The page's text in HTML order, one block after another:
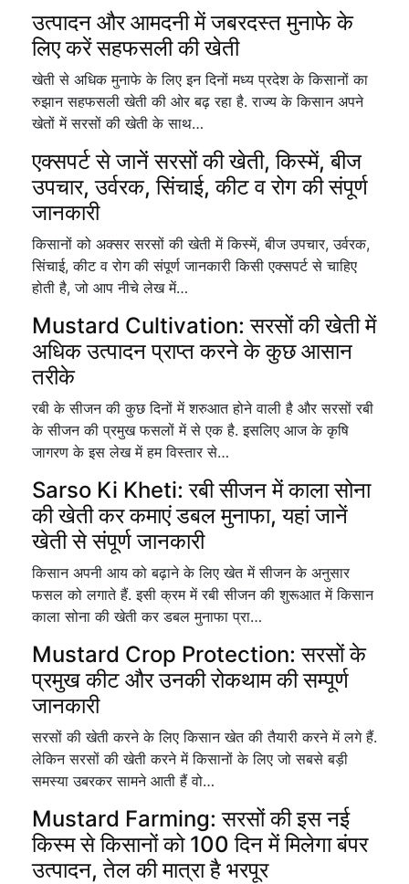
उत्पादन और आमदनी में जबरदस्त मुनाफे के
लिए करें सहफसली की खेती
खेती से अधिक मुनाफे के लिए इन दिनों मध्य प्रदेश के किसानों का
रुझान सहफसली खेती की ओर बढ़ रहा है. राज्य के किसान अपने
खेतों में सरसों की खेती के साथ…
एक्सपर्ट से जानें सरसों की खेती, किस्में, बीज
उपचार, उर्वरक, सिंचाई, कीट व रोग की संपूर्ण
जानकारी
किसानों को अक्सर सरसों की खेती में किस्में, बीज उपचार, उर्वरक,
सिंचाई, कीट व रोग की संपूर्ण जानकारी किसी एक्सपर्ट से चाहिए
होती है, जो आप नीचे लेख में…
Mustard Cultivation: सरसों की खेती में
अधिक उत्पादन प्राप्त करने के कुछ आसान
तरीके
रबी के सीजन की कुछ दिनों में शरुआत होने वाली है और सरसों रबी
के सीजन की प्रमुख फसलों में से एक है. इसलिए आज के कृषि
जागरण के इस लेख में हम विस्तार से…
Sarso Ki Kheti: रबी सीजन में काला सोना
की खेती कर कमाएं डबल मुनाफा, यहां जानें
खेती से संपूर्ण जानकारी
किसान अपनी आय को बढ़ाने के लिए खेत में सीजन के अनुसार
फसल को लगाते हैं. इसी क्रम में रबी सीजन की शुरूआत में किसान
काला सोना की खेती कर डबल मुनाफा प्रा…
Mustard Crop Protection: सरसों के
प्रमुख कीट और उनकी रोकथाम की सम्पूर्ण
जानकारी
सरसों की खेती करने के लिए किसान खेत की तैयारी करने में लगे हैं.
लेकिन सरसों की खेती करने में किसानों के लिए जो सबसे बड़ी
समस्या उबरकर सामने आती हैं वो…
Mustard Farming: सरसों की इस नई
किस्म से किसानों को 100 दिन में मिलेगा बंपर
उत्पादन, तेल की मात्रा है भरपूर